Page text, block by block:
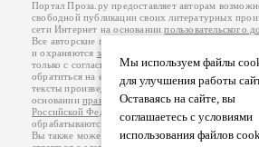
Мы используем файлы
для улучшения работы
Оставаясь на сайте, вы
соглашаетесь с условиями
использования файлов
Портал Проза.ру предоставляет авторам
свободной публикации своих литературных
сети Интернет на основаниипользовательского
Все авторские права на произведения
и охраняются законом
. Перепечатка
только с согласия его автора, к которому вы
обратиться на его авторской странице.
тексты произведений авторы несут
основанииправил публикацииизаконодательства
Российской Федерации
обрабатываются на основанииПолитики
Вы также можете посмотреть более подробную